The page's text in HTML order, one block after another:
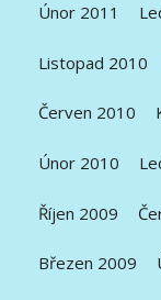
Únor 2011
Listopad 2010
Červen 2010
Únor 2010
Říjen 2009
Březen 2009